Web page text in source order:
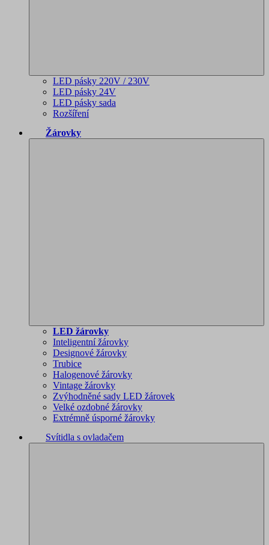
LED pásky 220V / 230V
LED pásky 24V
LED pásky sada
Rozšíření
Žárovky
LED žárovky
Inteligentní žárovky
Designové žárovky
Trubice
Halogenové žárovky
Vintage žárovky
Zvýhodněné sady LED žárovek
Velké ozdobné žárovky
Extrémně úsporné žárovky
Svítidla s ovladačem